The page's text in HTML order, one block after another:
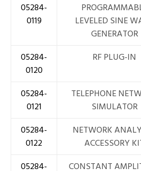
05284-
0119
LEVELED SINE
GENERATOR
05284-
0120
RF PLUG-IN
05284-
0121
TELEPHONE
SIMULATOR
05284-
0122
NETWORK
ACCESSORY
05284-
CONSTANT